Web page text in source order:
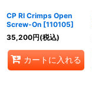
CP RI Crimps Open
Screw-On [110105]
35,200円(税込)
カートに入れる